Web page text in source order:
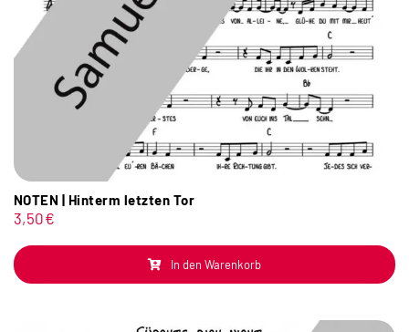
NOTEN | Hinterm letzten Tor
3,50€
In den Warenkorb